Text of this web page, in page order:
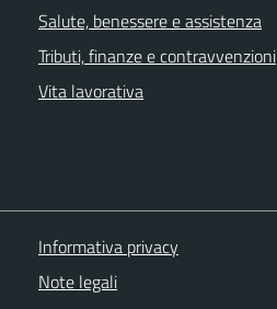
Salute, benessere e assistenza
Tributi, finanze e contravvenzioni
Vita lavorativa
Informativa privacy
Note legali